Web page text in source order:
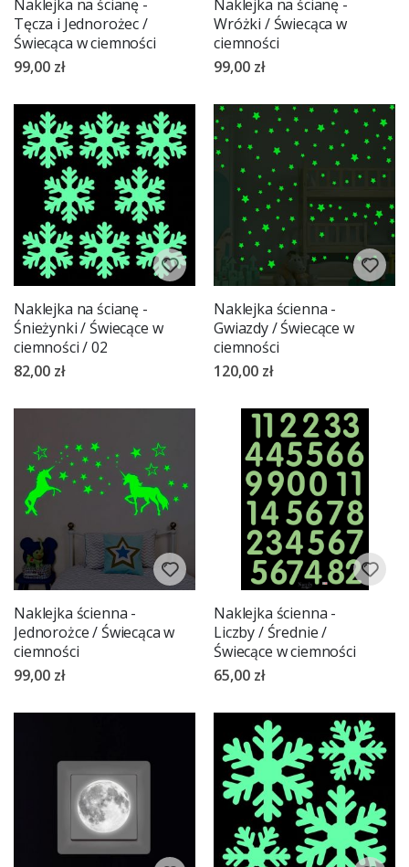
Naklejka na ścianę -
Tęcza i Jednorożec /
Świecąca w ciemności
99,00 zł
Naklejka na ścianę -
Wróżki / Świecąca w
ciemności
99,00 zł
Naklejka na ścianę -
Śnieżynki / Świecące w
ciemności / 02
82,00 zł
Naklejka ścienna -
Gwiazdy / Świecące w
ciemności
120,00 zł
Naklejka ścienna -
Jednorożce / Świecąca w
ciemności
99,00 zł
Naklejka ścienna -
Liczby / Średnie /
Świecące w ciemności
65,00 zł